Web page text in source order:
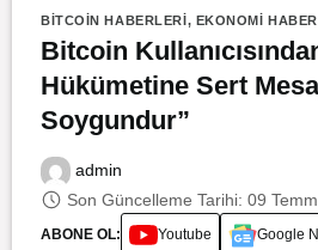
BITCOIN HABERLERI, EKONOMI
Bitcoin
Hükümetine Sert
Soygundur”
admin
Son Güncelleme Tarihi: 09
ABONE OL: Youtube Google